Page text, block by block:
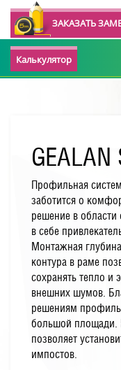
ЗАКАЗАТЬ
Калькулятор
GEALAN
Профильная
заботится о
решение в
в себе
Монтажная
контура в раме
сохранять тепло
внешних шумов.
решениям
большой площади.
позволяет
импостов.